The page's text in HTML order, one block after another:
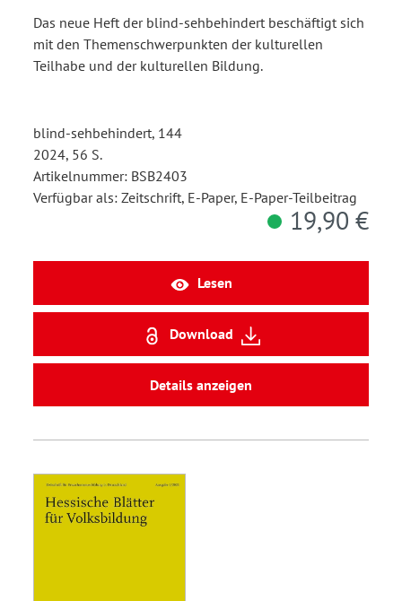
Das neue Heft der blind-sehbehindert beschäftigt sich
mit den Themenschwerpunkten der kulturellen
Teilhabe und der kulturellen Bildung.
blind-sehbehindert, 144
2024, 56 S.
Artikelnummer: BSB2403
Verfügbar als: Zeitschrift, E-Paper, E-Paper-Teilbeitrag
19,90 €
Lesen
Download
Details anzeigen